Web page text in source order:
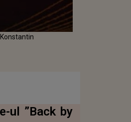
ul ”Back by